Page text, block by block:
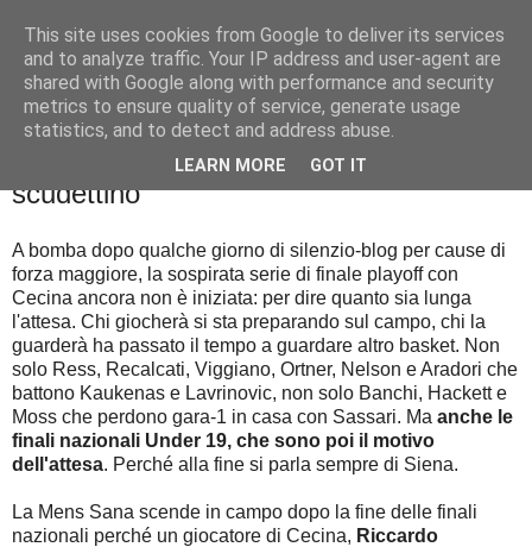
Palla al cerchio
domenica 31 maggio 2015
Cartoline in salsa senese dallo
scudettino
A bomba dopo qualche giorno di silenzio-blog per cause di
forza maggiore, la sospirata serie di finale playoff con
Cecina ancora non è iniziata: per dire quanto sia lunga
l'attesa. Chi giocherà si sta preparando sul campo, chi la
guarderà ha passato il tempo a guardare altro basket. Non
solo Ress, Recalcati, Viggiano, Ortner, Nelson e Aradori che
battono Kaukenas e Lavrinovic, non solo Banchi, Hackett e
Moss che perdono gara-1 in casa con Sassari. Ma anche le
finali nazionali Under 19, che sono poi il motivo
dell'attesa. Perché alla fine si parla sempre di Siena.
La Mens Sana scende in campo dopo la fine delle finali
nazionali perché un giocatore di Cecina, Riccardo
This site uses cookies from Google to deliver its services
and to analyze traffic. Your IP address and user-agent are
shared with Google along with performance and security
metrics to ensure quality of service, generate usage
statistics, and to detect and address abuse.
LEARN MORE GOT IT